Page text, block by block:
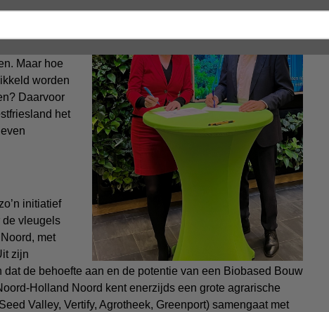
van
Maar hoe
worden
Daarvoor
het
initiatief
de vleugels
met
zijn
de behoefte aan en de potentie van een Biobased Bouw
Holland Noord kent enerzijds een grote agrarische
Valley, Vertify, Agrotheek, Greenport) samengaat met